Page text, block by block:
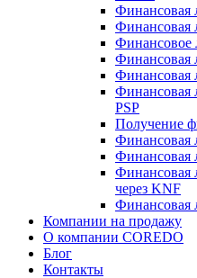
Финансовая
Финансовая
Финансовое
Финансовая
Финансовая
Финансовая
PSP
Получение
Финансовая
Финансовая
Финансовая
через KNF
Финансовая
Компании на продажу
О компании COREDO
Блог
Контакты